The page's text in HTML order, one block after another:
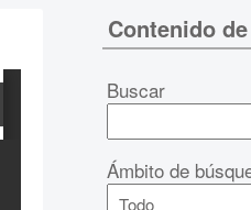
Contenido
Buscar
Ámbito de